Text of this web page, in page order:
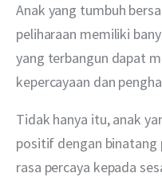
Anak yang tumbuh
peliharaan memiliki
yang terbangun dapat
kepercayaan dan
Tidak hanya itu, anak
positif dengan binatang
rasa percaya kepada